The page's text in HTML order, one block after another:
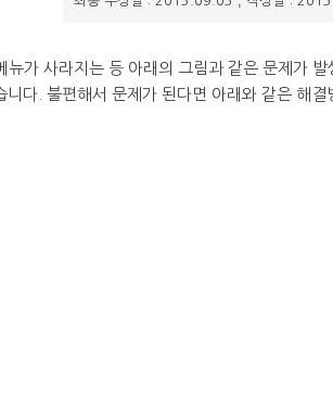
가 사라지는 등 아래의 그림과 같은 문제가 발
다. 불편해서 문제가 된다면 아래와 같은 해결